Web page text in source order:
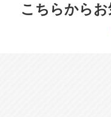
こちらから